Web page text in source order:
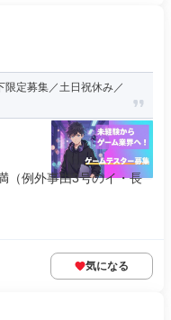
定募集／土日祝休み／
（例外事由3号のイ・長
気になる